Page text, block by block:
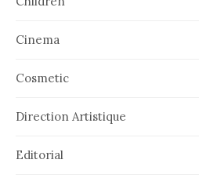
Cinema
Cosmetic
Direction Artistique
Editorial